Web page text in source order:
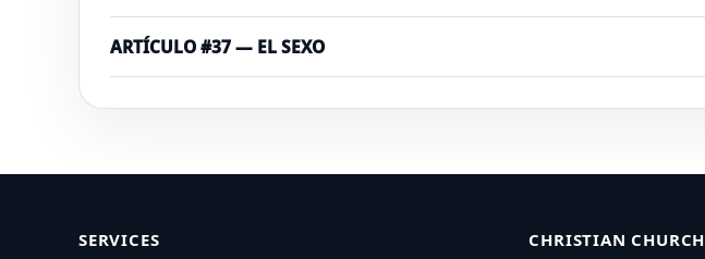
ARTÍCULO #37 — EL SEXO
SERVICES CHRISTIAN CHURCH